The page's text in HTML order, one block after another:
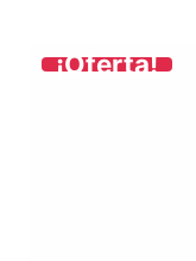
¡Oferta!